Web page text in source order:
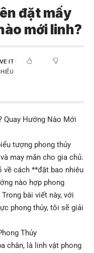
đặt mấy
mới linh?
Quay Hướng Nào Mới
tượng phong thủy
may mắn cho gia chủ.
về cách **đặt bao nhiêu
nào hợp phong
bài viết này, với
phong thủy, tôi sẽ giải
Thủy
chân, là linh vật phong